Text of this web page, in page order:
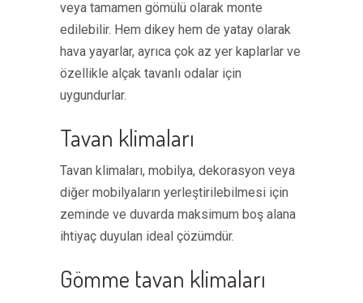
veya tamamen gömülü olarak monte
edilebilir. Hem dikey hem de yatay olarak
hava yayarlar, ayrıca çok az yer kaplarlar ve
özellikle alçak tavanlı odalar için
uygundurlar.
Tavan klimaları
Tavan klimaları, mobilya, dekorasyon veya
diğer mobilyaların yerleştirilebilmesi için
zeminde ve duvarda maksimum boş alana
ihtiyaç duyulan ideal çözümdür.
Gömme tavan klimaları